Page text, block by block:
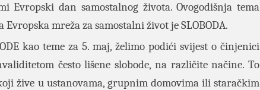
Evropski dan samostalnog života. Ovogodišnja tema
mreža za samostalni život je SLOBODA.
kao teme za 5. maj, želimo podići svijest o činjenici
često lišene slobode, na različite načine. To
žive u ustanovama, grupnim domovima ili staračkim